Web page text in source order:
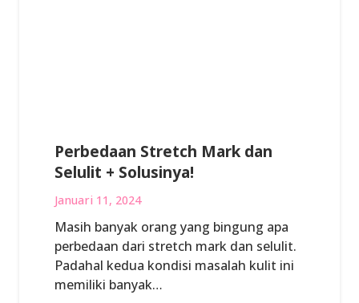
Perbedaan Stretch Mark dan
Selulit + Solusinya!
Januari 11, 2024
Masih banyak orang yang bingung apa
perbedaan dari stretch mark dan selulit.
Padahal kedua kondisi masalah kulit ini
memiliki banyak…